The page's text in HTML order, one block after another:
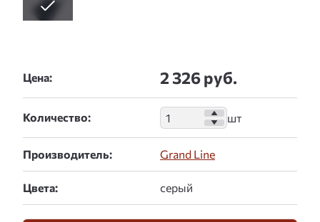
Цена: 2 326 руб.
Количество:
Производитель: Grand Line
Цвета: